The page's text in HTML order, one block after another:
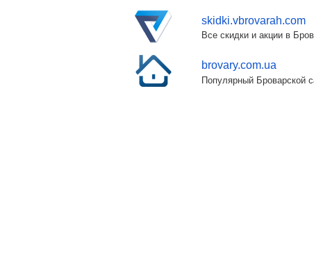
skidki.vbrovarah.com
Все скидки и акции в
brovary.com.ua
Популярный Броварской